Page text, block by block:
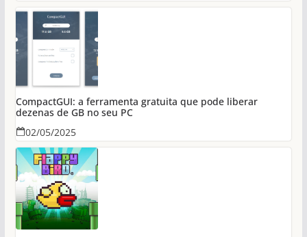
CompactGUI: a ferramenta gratuita que pode liberar
dezenas de GB no seu PC
02/05/2025